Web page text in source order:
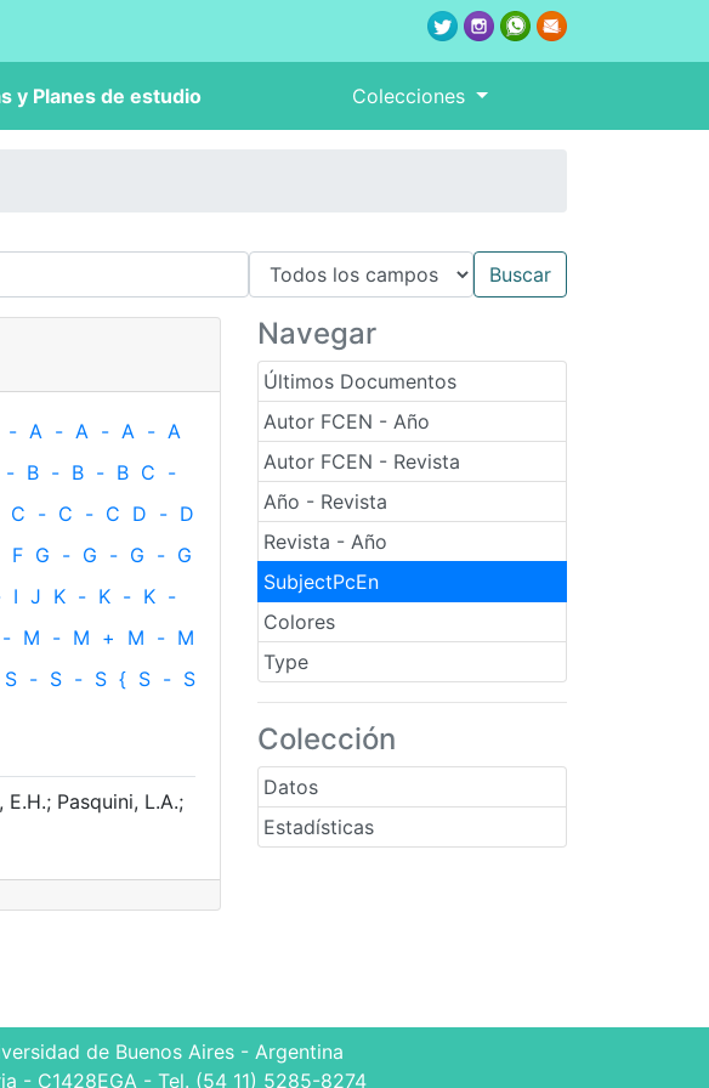
y Planes de estudio Colecciones
Navegar
Últimos Documentos
Autor FCEN - Año
Autor FCEN - Revista
Año - Revista
Revista - Año
SubjectPcEn
Colores
Type
Colección
Datos
Estadísticas
- A - A - A - A
- B - B - B C -
C - C - C D - D
F G - G - G - G
I J K - K - K -
- M - M + M - M
S - S - S { S - S
Pasquini, L.A.;
de Buenos Aires - Argentina
- C1428EGA - Tel. (54 11) 5285-8274